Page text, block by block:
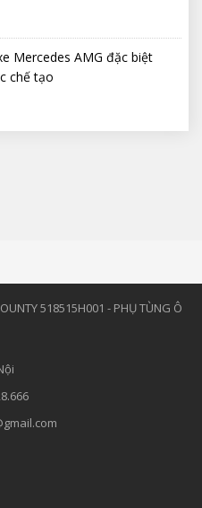
Mercedes AMG đặc biệt
chế tạo